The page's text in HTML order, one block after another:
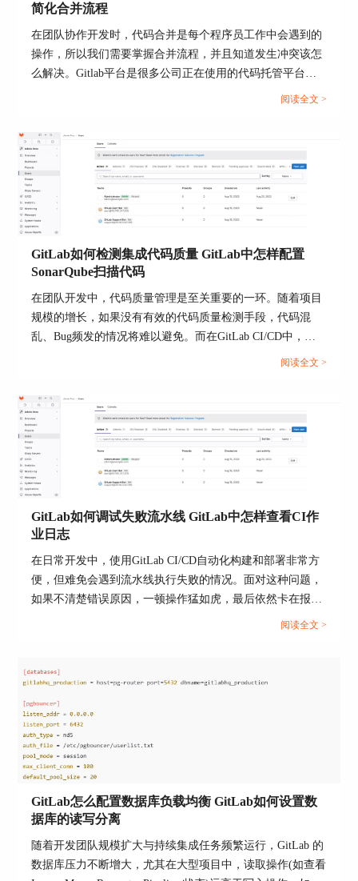
第四步是数据恢复。在目标服务器上，使用GitLab
提供的恢复工具将备份文件中的数据恢复到新的
GitLab实例中。这一步骤需要仔细操作，确保每一
部分数据都能正确放置和配置。
最后一步是验证和调试。数据迁移后，需要仔细检
能包括用户能否正常登录、项目是否完整、持续集
成服务是否运行正常等。任何问题都需要及时解
决，确保新系统的稳定运行。
三、GitLab数据迁移好用吗
数据迁移是否“好用”取决于迁移的准备和执行过
程。一个成功的数据迁移不仅能无缝转移所有重要
数据，还能在新环境中提高系统的性能和可用性。
件和软件平台上，可以提升操作效率，降低维护成
本，增强数据安全。
据迁移是一种有效的提升系统性能和安全性的方
些风险，如数据丢失、服务中断等，这就需要通过
有效的备份和严格的测试来降低风险。
完成数据迁移后，不仅仅是硬件和软件的变更，更
如，新的服务器可能支持更快的数据处理速度，更
高效的资源利用率，这些都直接影响到开发团队的
工作效率。同时，迁移过程中的各种调整和优化，
如数据库的重构、存储的优化等，都有可能提高
GitLab实例的整体性能。
此外，从维护和管理的角度来看，新的GitLab环境
可以帮助管理员更好地管理系统状态，预防可能的
故障，从而提升系统的稳定性和可靠性。
最终，GitLab数据迁移的好处是多方面的。它不仅
能解决旧服务器的性能瓶颈问题，还能通过引入新
简化合并流程
在团队协作开发时，代码合并是每个程序员工作中会遇到的
操作，所以我们需要掌握合并流程，并且知道发生冲突该怎
么解决。Gitlab平台是很多公司正在使用的代码托管平台，
该平台支持Merge Request（合并请求），并且为代码审查与
文将为大家介绍Gitlab的Merge Request合并冲突怎么解决，
Gitlab如何简化合并流程的相关内容。...
阅读全文 >
GitLab如何检测集成代码质量 GitLab中怎样配置
SonarQube扫描代码
在团队开发中，代码质量管理是至关重要的一环。随着项目
规模的增长，如果没有有效的代码质量检测手段，代码混
乱、Bug频发的情况将难以避免。而在GitLab CI/CD中，集
成SonarQube进行代码扫描是个不错的选择。SonarQube可以
SonarQube扫描代码？今天我们就来聊聊这些实用技巧。...
阅读全文 >
GitLab如何调试失败流水线 GitLab中怎样查看CI作
业日志
在日常开发中，使用GitLab CI/CD自动化构建和部署非常方
便，但难免会遇到流水线执行失败的情况。面对这种问题，
如果不清楚错误原因，一顿操作猛如虎，最后依然卡在报错
上，真让人头大。要想快速解决流水线失败，学会查看CI作
阅读全文 >
GitLab怎么配置数据库负载均衡 GitLab如何设置数
据库的读写分离
随着开发团队规模扩大与持续集成任务频繁运行，GitLab 的
数据库压力不断增大，尤其在大型项目中，读取操作(如查看